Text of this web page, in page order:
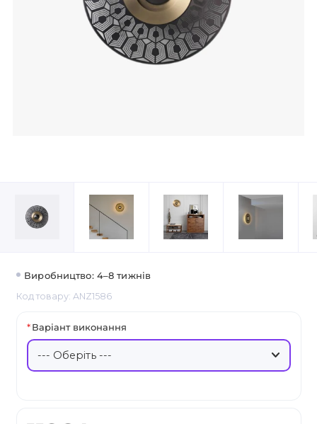
Виробництво: 4–8 тижнів
Код товару: ANZ1586
Варіант виконання